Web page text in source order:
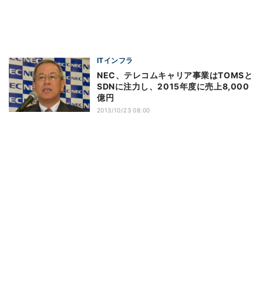
ITインフラ
NEC、テレコムキャリア事業はTOMSと
SDNに注力し、2015年度に売上8,000
億円
2013/10/23 08:00